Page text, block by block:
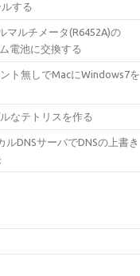
する
マルチメータ(R6452A)の
電池に交換する
ト無しでMacにWindows7を
なテトリスを作る
ルDNSサーバでDNSの上書き